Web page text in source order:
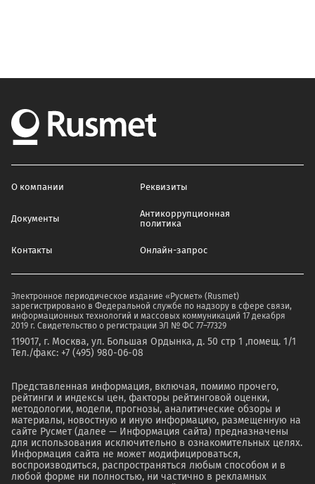
О компании Реквизиты
Документы
Антикоррупционная
политика
Контакты Онлайн-запрос
Электронное периодическое издание «Русмет» (Rusmet)
зарегистрировано в Федеральной службе по надзору в сфере связи,
информационных технологий и массовых коммуникаций 17 декабря
2019 г. Свидетельство о регистрации ЭЛ № ФС 77–77329
119017, г. Москва, ул. Большая Ордынка, д. 50 стр 1 ,помещ. 1/1
Тел./факс: +7 (495) 980-06-08
Представленная информация, включая, помимо прочего,
рейтинги и индексы цен, факторы рейтинговой оценки,
методологии, модели, прогнозы, аналитические обзоры и
материалы, новостную и иную информацию, размещенную на
сайте Русмет (далее — Информация сайта) предназначены
для использования исключительно в ознакомительных целях.
Информация сайта не может модифицироваться,
воспроизводиться, распространяться любым способом и в
любой форме ни полностью, ни частично в рекламных